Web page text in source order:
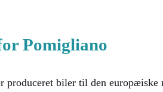
Pomigliano
biler til den europæiske